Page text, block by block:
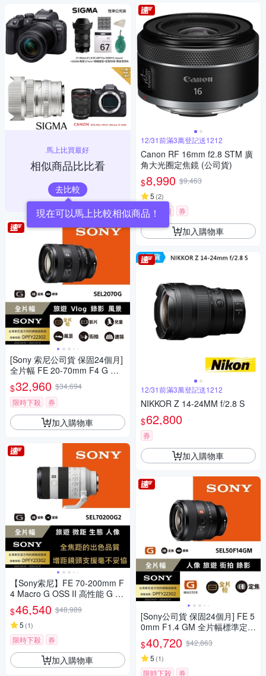
馬上比買最好
相似商品比比看
去比較
現在可以馬上比較相似商品！
[Sony 索尼公司貨 保固24個月]
全片幅 FE 20-70mm F4 G 超
廣角標準變焦鏡頭 SEL2070G
$32,960 $34,694
限時下殺
券
加入購物車
【Sony索尼】FE 70-200mm F
4 Macro G OSS II 高性能 G 系
列望遠變焦鏡頭 SEL70200G2
(公司貨 保固24個月)
$46,540 $48,989
5 (1)
限時下殺 券
加入購物車
12/31前滿3萬登記送1212
Canon RF 16mm f2.8 STM 廣
角大光圈定焦鏡 (公司貨)
$8,990 $9,463
5 (2)
限時下殺 券
加入購物車
12/31前滿3萬登記送1212
NIKKOR Z 14-24MM f/2.8 S
$62,800
券
加入購物車
[Sony公司貨 保固24個月] FE 5
0mm F1.4 GM 全片幅標準定焦
鏡頭 SEL50F14GM
$40,720 $42,863
5 (1)
限時下殺 券